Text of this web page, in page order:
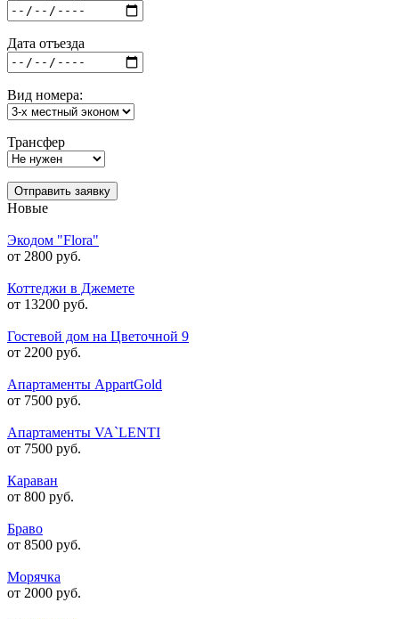
Дата отъезда
Вид номера:
Трансфер
Отправить заявку
Новые
Экодом "Flora"
от 2800 руб.
Коттеджи в Джемете
от 13200 руб.
Гостевой дом на Цветочной 9
от 2200 руб.
Апартаменты AppartGold
от 7500 руб.
Апартаменты VA`LENTI
от 7500 руб.
Караван
от 800 руб.
Браво
от 8500 руб.
Морячка
от 2000 руб.